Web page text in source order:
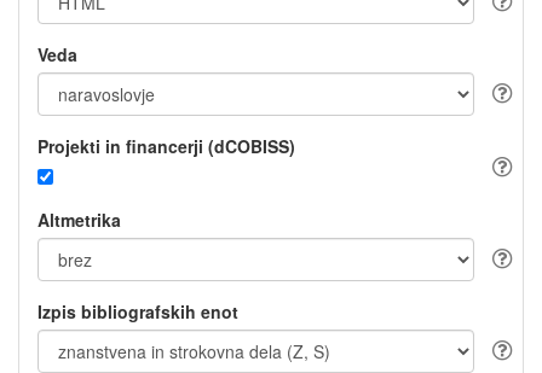
Veda
Projekti in financerji (dCOBISS)
Altmetrika
Izpis bibliografskih enot